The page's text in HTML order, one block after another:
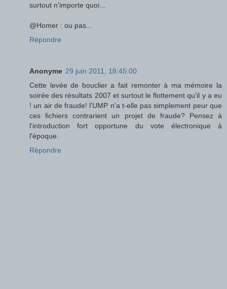
surtout n'importe quoi...
@Homer : ou pas...
Répondre
Anonyme 29 juin 2011, 18:45:00
Cette levée de bouclier a fait remonter à ma mémoire la
soirée des résultats 2007 et surtout le flottement qu'il y a eu
! un air de fraude! l'UMP n'a t-elle pas simplement peur que
ces fichiers contrarient un projet de fraude? Pensez à
l'introduction fort opportune du vote électronique à
l'époque.
Répondre